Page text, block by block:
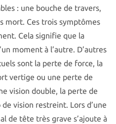
: une bouche de travers,
mort. Ces trois symptômes
Cela signifie que la
moment à l’autre. D’autres
sont la perte de force, la
vertige ou une perte de
vision double, la perte de
vision restreint. Lors d’une
de tête très grave s’ajoute à